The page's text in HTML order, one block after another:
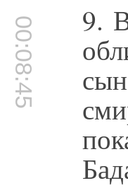
00:08:45 9.